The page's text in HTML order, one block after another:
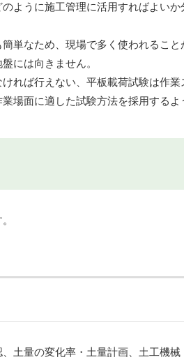
ように施工管理に活用すればよい
単なため、現場で多く使われるこ
には向きません。
れば行えない、平板載荷試験は作
場面に適した試験方法を採用するよ
土量の変化率・土量計画、土工機械